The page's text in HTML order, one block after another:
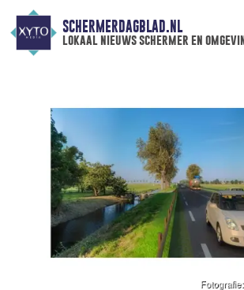
SCHERMERDAGBLAD.NL
lokaal nieuws schermer en